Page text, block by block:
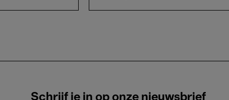
Schrijf je in op onze nieuwsbrief